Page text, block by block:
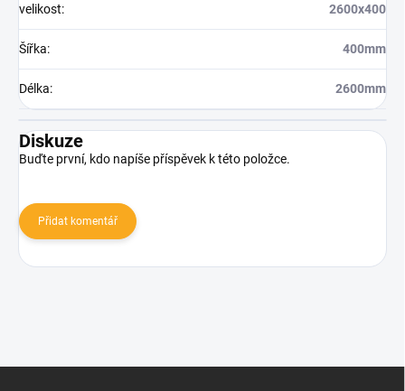
velikost: 2600x400
Šířka: 400mm
Délka: 2600mm
Diskuze
Buďte první, kdo napíše příspěvek k této položce.
Přidat komentář